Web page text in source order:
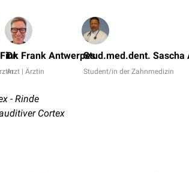
Dr. Frank Antwerpes
Arzt | Ärztin
Stud.med.dent. Sascha
Student/in der Zahnmedizin
- Rinde
Cortex